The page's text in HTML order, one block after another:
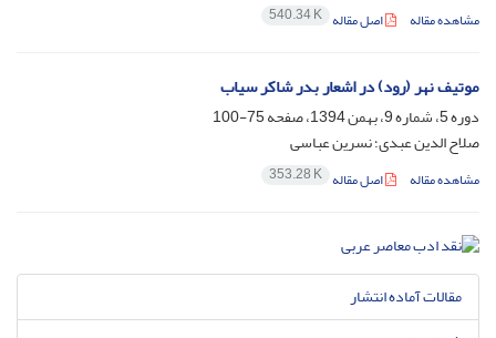
مشاهده مقاله اصل مقاله 540.34 K
موتیف نهر (رود) در اشعار بدر شاکر سیاب
دوره 5، شماره 9، بهمن 1394، صفحه
75-100
صلاح الدین عبدی؛ نسرین عباسی
مشاهده مقاله اصل مقاله 353.28 K
مقالات آماده انتشار